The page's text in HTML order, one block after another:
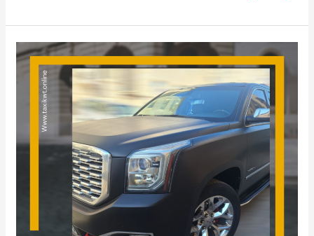
تاكسي
القرين